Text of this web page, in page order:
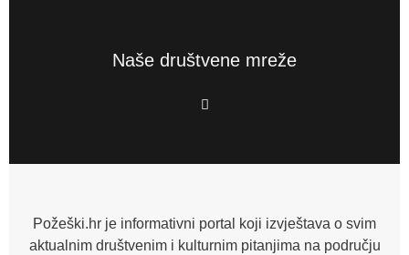
Naše društvene mreže
F
a
o
f
Požeški.hr je informativni portal koji izvještava o svim
aktualnim društvenim i kulturnim pitanjima na području